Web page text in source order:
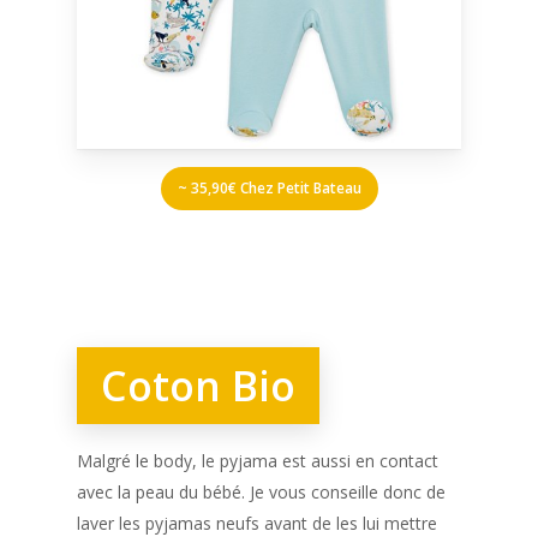
~ 35,90€ Chez Petit Bateau
Coton Bio
Malgré le body, le pyjama est aussi en contact
avec la peau du bébé. Je vous conseille donc de
laver les pyjamas neufs avant de les lui mettre